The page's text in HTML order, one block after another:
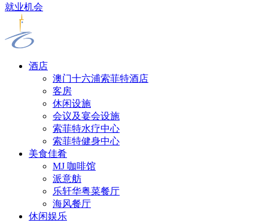
就业机会
酒店
澳门十六浦索菲特酒店
客房
休闲设施
会议及宴会设施
索菲特水疗中心
索菲特健身中心
美食佳肴
MJ 咖啡馆
派意舫
乐轩华粤菜餐厅
海风餐厅
休闲娱乐